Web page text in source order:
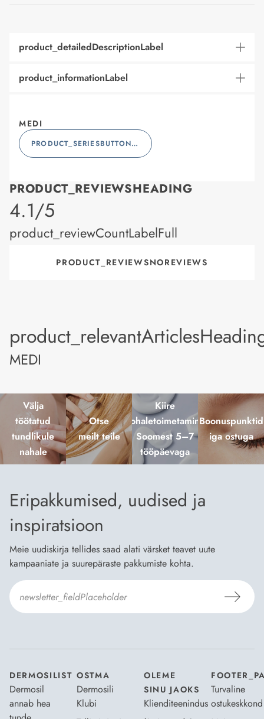
product_detailedDescriptionLabel
product_informationLabel
MEDI
PRODUCT_SERIESBUTTONLABEL
PRODUCT_REVIEWSHEADING
product_rating
4.1/5
product_reviewCountLabelFull
PRODUCT_REVIEWSNOREVIEWS
MEDI
Välja
töötatud
tundlikule
nahale
Otse
meilt teile
Kiire
kohaletoimetamine
Soomest 5–7
tööpäevaga
Boonuspunktid
iga ostuga
Eripakkumised, uudised ja
inspiratsioon
Meie uudiskirja tellides saad alati värsket teavet uute
kampaaniate ja suurepäraste pakkumiste kohta.
DERMOSILIST
Dermosil
annab hea
OSTMA
Dermosili
Klubi
OLEME
SINU JAOKS
Klienditeenindus
Turvaline
ostukeskkond